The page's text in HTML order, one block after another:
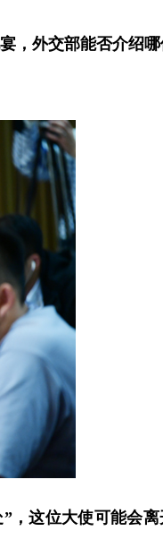
，外交部能否介绍
，这位大使可能会